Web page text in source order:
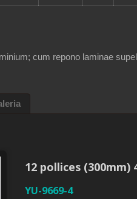
cum repono laminae
12 pollices
YU-9669-4